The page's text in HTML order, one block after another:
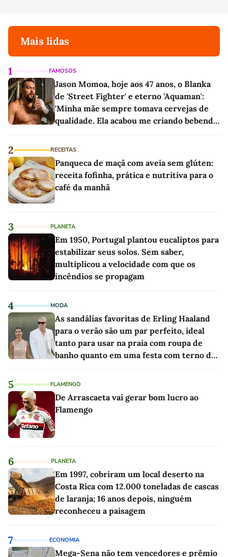
Mais lidas
1 FAMOSOS
Jason Momoa, hoje aos 47 anos, o Blanka
de 'Street Fighter' e eterno 'Aquaman':
'Minha mãe sempre tomava cervejas de
qualidade. Ela acabou me criando bebendo
2 RECEITAS
Panqueca de maçã com aveia sem glúten:
receita fofinha, prática e nutritiva para o
café da manhã
3 PLANETA
Em 1950, Portugal plantou eucaliptos para
estabilizar seus solos. Sem saber,
multiplicou a velocidade com que os
incêndios se propagam
4 MODA
As sandálias favoritas de Erling Haaland
para o verão são um par perfeito, ideal
tanto para usar na praia com roupa de
banho quanto em uma festa com terno de
5 FLAMENGO
De Arrascaeta vai gerar bom lucro ao
Flamengo
6 PLANETA
Em 1997, cobriram um local deserto na
Costa Rica com 12.000 toneladas de cascas
de laranja; 16 anos depois, ninguém
reconheceu a paisagem
7 ECONOMIA
Mega-Sena não tem vencedores e prêmio